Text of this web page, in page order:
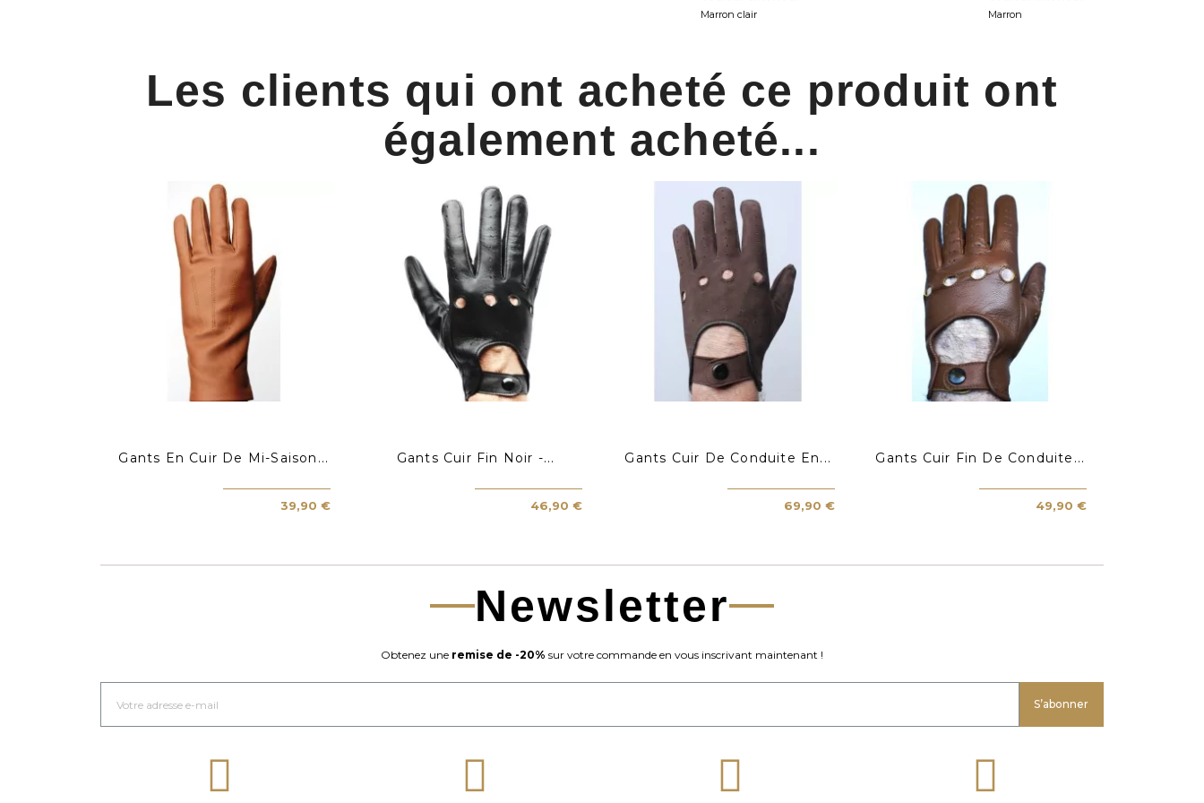
Marron clair
Marron
Les clients qui ont acheté ce produit ont
également acheté...
Gants En Cuir De Mi-Saison...
39,90 €
Gants Cuir Fin Noir -...
46,90 €
Gants Cuir De Conduite En...
69,90 €
Gants Cuir Fin De Conduite...
49,90 €
Newsletter
Obtenez une remise de -20% sur votre commande en vous inscrivant maintenant !
S’abonner